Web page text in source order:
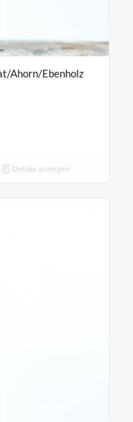
Ahorn/Ebenholz
Details anzeigen